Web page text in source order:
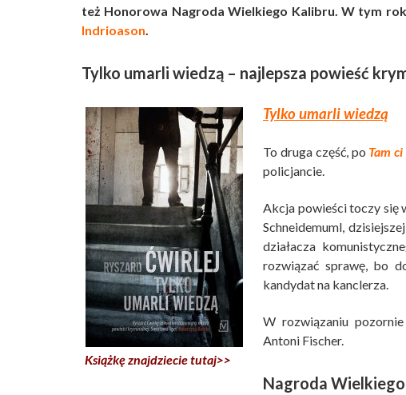
też Honorowa Nagroda Wielkiego Kalibru. W tym
Indrioason.
Tylko umarli wiedzą – najlepsza powieść
Książkę znajdziecie tutaj>>
Tylko umarli wiedzą
To druga część, po Tam
policjancie.
Akcja powieści toczy się
Schneidemuml,
działacza
rozwiązać sprawę, bo
kandydat na kanclerza.
W rozwiązaniu
Antoni Fischer.
Nagroda